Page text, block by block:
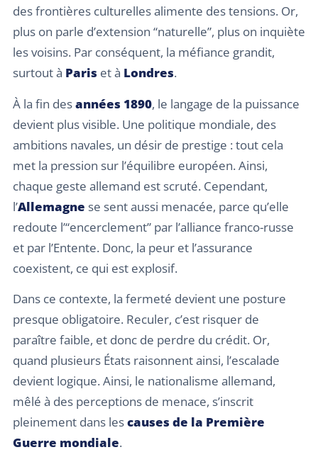
des frontières culturelles alimente des tensions. Or,
plus on parle d’extension “naturelle”, plus on inquiète
les voisins. Par conséquent, la méfiance grandit,
surtout à Paris et à Londres.
À la fin desannées 1890, le langage de la puissance
devient plus visible. Une politique mondiale, des
ambitions navales, un désir de prestige : tout cela
met la pression sur l’équilibre européen. Ainsi,
chaque geste allemand est scruté. Cependant,
l’Allemagne se sent aussi menacée, parce qu’elle
redoute l’“encerclement” par l’alliance franco-russe
et par l’Entente. Donc, la peur et l’assurance
coexistent, ce qui est explosif.
Dans ce contexte, la fermeté devient une posture
presque obligatoire. Reculer, c’est risquer de
paraître faible, et donc de perdre du crédit. Or,
quand plusieurs États raisonnent ainsi, l’escalade
devient logique. Ainsi, le nationalisme allemand,
mêlé à des perceptions de menace, s’inscrit
pleinement dans lescauses de la Première
Guerre mondiale.